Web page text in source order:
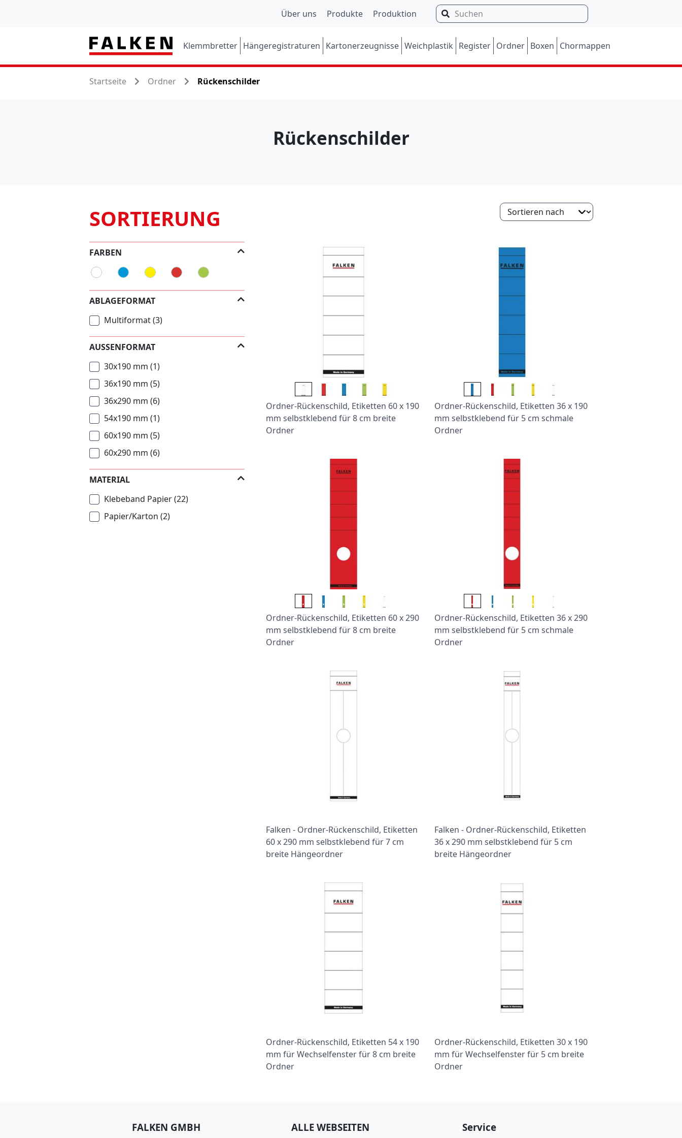
Über uns Produkte Produktion
S
u
h
Klemmbretter Hängeregistraturen Kartonerzeugnisse Weichplastik Register Ordner Boxen Chormappen
Startseite Ordner Rückenschilder
Rückenschilder
SORTIERUNG
FARBEN
ABLAGEFORMAT
Multiformat(3)
AUSSENFORMAT
30x190 mm (1)
36x190 mm (5)
36x290 mm (6)
54x190 mm (1)
60x190 mm (5)
60x290 mm (6)
MATERIAL
Klebeband Papier(22)
Papier/Karton (2)
Ordner-Rückenschild, Etiketten 60 x 190
mm selbstklebend für 8 cm breite
Ordner
Ordner-Rückenschild, Etiketten 36 x 190
mm selbstklebend für 5 cm schmale
Ordner
Ordner-Rückenschild, Etiketten 60 x 290
mm selbstklebend für 8 cm breite
Ordner
Ordner-Rückenschild, Etiketten 36 x 290
mm selbstklebend für 5 cm schmale
Ordner
Falken - Ordner-Rückenschild, Etiketten
60 x 290 mm selbstklebend für 7 cm
breite Hängeordner
Falken - Ordner-Rückenschild, Etiketten
36 x 290 mm selbstklebend für 5 cm
breite Hängeordner
Ordner-Rückenschild, Etiketten 54 x 190
mm für Wechselfenster für 8 cm breite
Ordner
Ordner-Rückenschild, Etiketten 30 x 190
mm für Wechselfenster für 5 cm breite
Ordner
FALKEN GMBH ALLE WEBSEITEN Service